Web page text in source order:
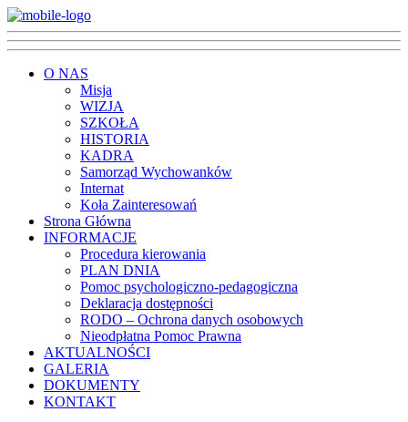
O NAS
Misja
WIZJA
SZKOŁA
HISTORIA
KADRA
Samorząd Wychowanków
Internat
Koła Zainteresowań
Strona Główna
INFORMACJE
Procedura kierowania
PLAN DNIA
Pomoc psychologiczno-pedagogiczna
Deklaracja dostępności
RODO – Ochrona danych osobowych
Nieodpłatna Pomoc Prawna
AKTUALNOŚCI
GALERIA
DOKUMENTY
KONTAKT